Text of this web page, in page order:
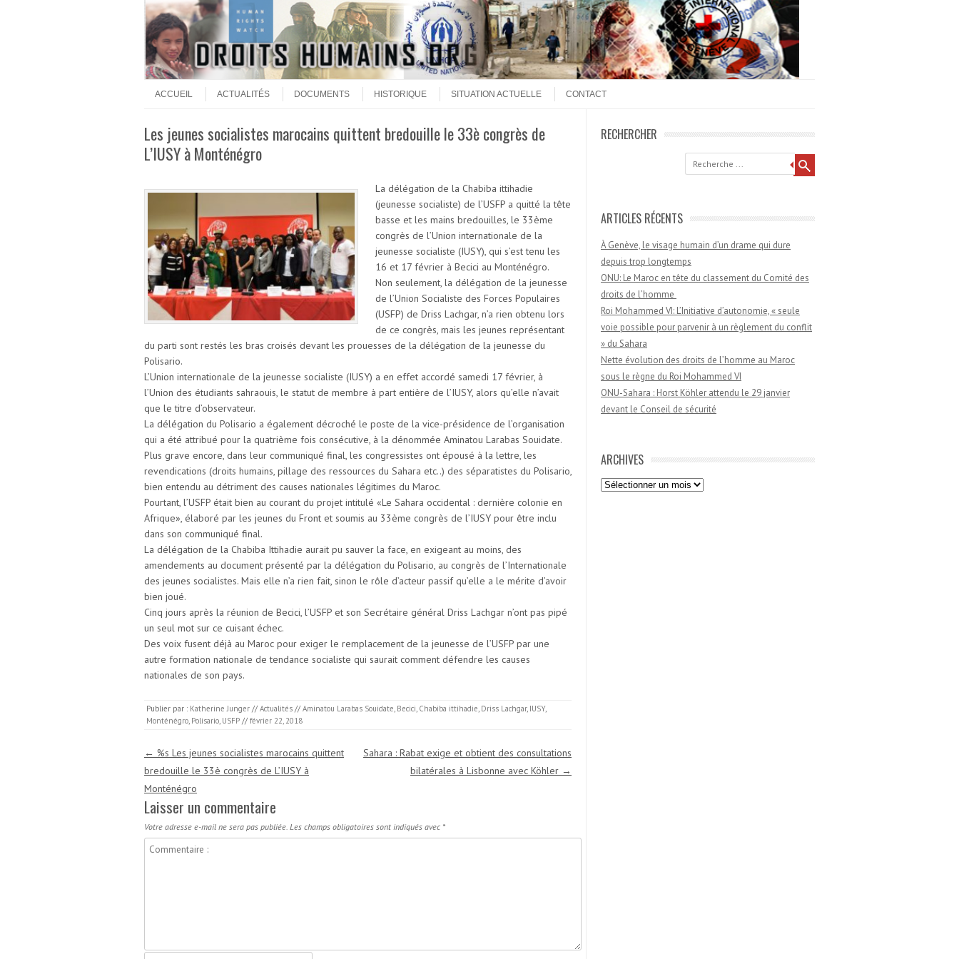
Menu
ACCUEIL
ACTUALITÉS DOCUMENTS HISTORIQUE SITUATION ACTUELLE CONTACT
Les jeunes socialistes marocains quittent bredouille le 33è congrès de
L’IUSY à Monténégro
La délégation de la Chabiba ittihadie
(jeunesse socialiste) de l’USFP a quitté la tête
basse et les mains bredouilles, le 33ème
congrès de l’Union internationale de la
jeunesse socialiste (IUSY), qui s’est tenu les
16 et 17 février à Becici au Monténégro.
Non seulement, la délégation de la jeunesse
de l’Union Socialiste des Forces Populaires
(USFP) de Driss Lachgar, n’a rien obtenu lors
de ce congrès, mais les jeunes représentant
du parti sont restés les bras croisés devant les prouesses de la délégation de la jeunesse du
Polisario.
L’Union internationale de la jeunesse socialiste (IUSY) a en effet accordé samedi 17 février, à
l’Union des étudiants sahraouis, le statut de membre à part entière de l’IUSY, alors qu’elle n’avait
que le titre d’observateur.
La délégation du Polisario a également décroché le poste de la vice-présidence de l’organisation
qui a été attribué pour la quatrième fois consécutive, à la dénommée Aminatou Larabas Souidate.
Plus grave encore, dans leur communiqué final, les congressistes ont épousé à la lettre, les
revendications (droits humains, pillage des ressources du Sahara etc..) des séparatistes du Polisario,
bien entendu au détriment des causes nationales légitimes du Maroc.
Pourtant, l’USFP était bien au courant du projet intitulé «Le Sahara occidental : dernière colonie en
Afrique», élaboré par les jeunes du Front et soumis au 33ème congrès de l’IUSY pour être inclu
dans son communiqué final.
La délégation de la Chabiba Ittihadie aurait pu sauver la face, en exigeant au moins, des
amendements au document présenté par la délégation du Polisario, au congrès de l’Internationale
des jeunes socialistes. Mais elle n’a rien fait, sinon le rôle d’acteur passif qu’elle a le mérite d’avoir
bien joué.
Cinq jours après la réunion de Becici, l’USFP et son Secrétaire général Driss Lachgar n’ont pas pipé
un seul mot sur ce cuisant échec.
Des voix fusent déjà au Maroc pour exiger le remplacement de la jeunesse de l’USFP par une
autre formation nationale de tendance socialiste qui saurait comment défendre les causes
nationales de son pays.
Publier par : Katherine Junger // Actualités // Aminatou Larabas Souidate, Becici, Chabiba ittihadie, Driss Lachgar, IUSY,
Monténégro, Polisario, USFP // février 22, 2018
Navigation des articles
← %s Les jeunes socialistes marocains quittent
bredouille le 33è congrès de L’IUSY à
Monténégro
Sahara : Rabat exige et obtient des consultations
bilatérales à Lisbonne avec Köhler →
Laisser un commentaire
Votre adresse e-mail ne sera pas publiée. Les champs obligatoires sont indiqués avec *
RECHERCHER
ARTICLES RÉCENTS
À Genève, le visage humain d’un drame qui dure
depuis trop longtemps
ONU: Le Maroc en tête du classement du Comité des
droits de l’homme
Roi Mohammed VI: L’Initiative d’autonomie, « seule
voie possible pour parvenir à un règlement du conflit
» du Sahara
Nette évolution des droits de l’homme au Maroc
sous le règne du Roi Mohammed VI
ONU-Sahara : Horst Köhler attendu le 29 janvier
devant le Conseil de sécurité
ARCHIVES
Archives